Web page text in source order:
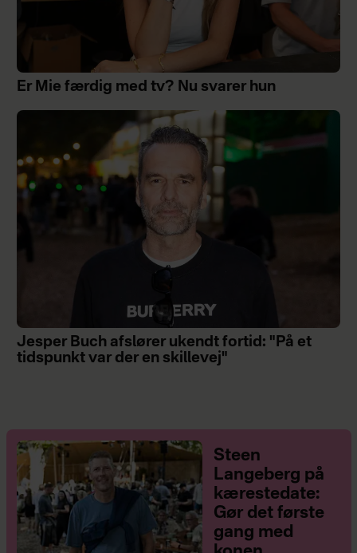
Er Mie færdig med tv? Nu svarer hun
Jesper Buch afslører ukendt fortid: "På et
tidspunkt var der en skillevej"
Steen
Langeberg på
kærestedate:
Gør det første
gang med